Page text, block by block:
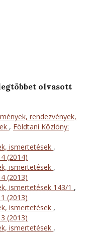
olvasott
rendezvények,
, Földtani Közlöny:
ismertetések ,
(2014)
ismertetések ,
(2013)
ismertetések 143/1 ,
(2013)
ismertetések ,
(2013)
ismertetések ,